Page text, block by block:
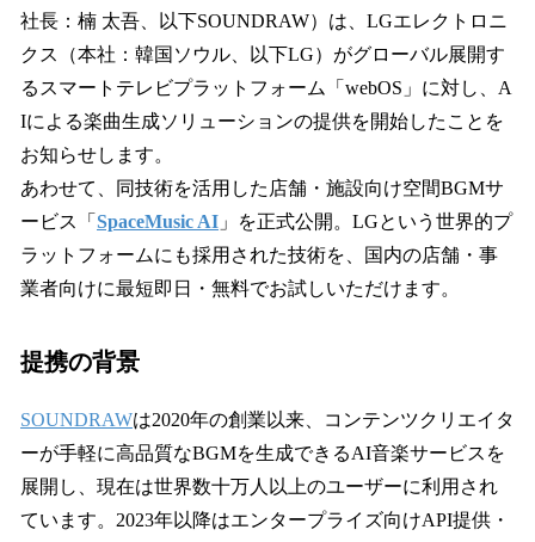
社長：楠 太吾、以下SOUNDRAW）は、LGエレクトロニ
クス（本社：韓国ソウル、以下LG）がグローバル展開す
るスマートテレビプラットフォーム「webOS」に対し、A
Iによる楽曲生成ソリューションの提供を開始したことを
お知らせします。
あわせて、同技術を活用した店舗・施設向け空間BGMサ
ービス「 SpaceMusic AI 」を正式公開。LGという世界的プ
ラットフォームにも採用された技術を、国内の店舗・事
業者向けに最短即日・無料でお試しいただけます。
提携の背景
SOUNDRAWは2020年の創業以来、コンテンツクリエイタ
ーが手軽に高品質なBGMを生成できるAI音楽サービスを
展開し、現在は世界数十万人以上のユーザーに利用され
ています。2023年以降はエンタープライズ向けAPI提供・